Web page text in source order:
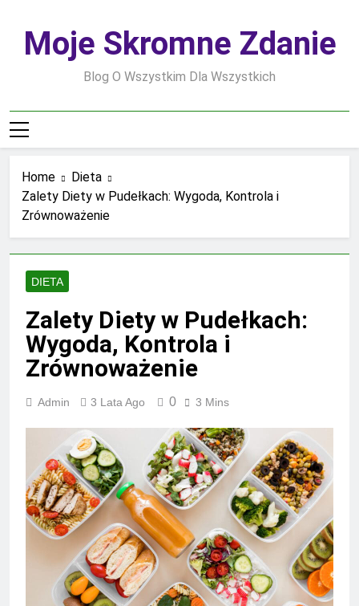
contentMoje Skromne Zdanie
Blog O Wszystkim Dla Wszystkich
Home
Dieta
Zalety Diety w Pudełkach: Wygoda, Kontrola i
Zrównoważenie
DIETA
Zalety Diety w Pudełkach:
Wygoda, Kontrola i
Zrównoważenie
Admin 3 Lata Ago 0 3 Mins